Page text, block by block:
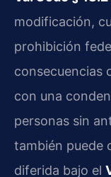
modificación,
prohibición
consecuencias
con una
personas sin
también puede
diferida bajo el